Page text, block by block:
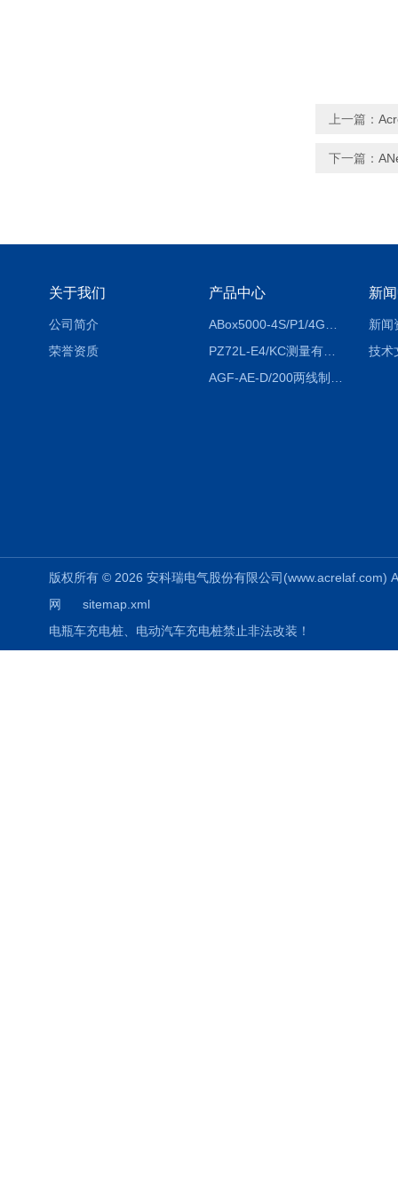
上一篇：
下一篇：
关于我们
公司简介
荣誉资质
产品中心
PZ72L-E4/KC测量有功电能（EPI/EPE）嵌入式电表
新
新闻
技术
版权所有 © 2026 安科瑞电气股份有限公司
网
sitemap.xml
电瓶车充电桩、电动汽车充电桩禁止非法改装！